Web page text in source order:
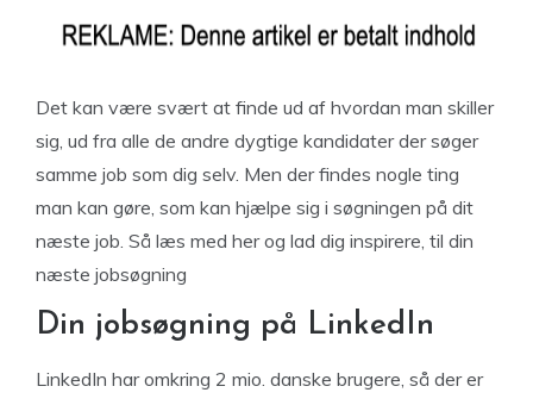
Det kan være svært at finde ud af hvordan man skiller
sig, ud fra alle de andre dygtige kandidater der søger
samme job som dig selv. Men der findes nogle ting
man kan gøre, som kan hjælpe sig i søgningen på dit
næste job. Så læs med her og lad dig inspirere, til din
næste jobsøgning
Din jobsøgning på LinkedIn
LinkedIn har omkring 2 mio. danske brugere, så der er